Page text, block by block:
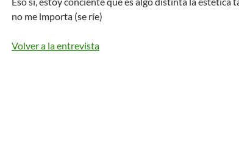
no me importa (se ríe)
Volver a la entrevista